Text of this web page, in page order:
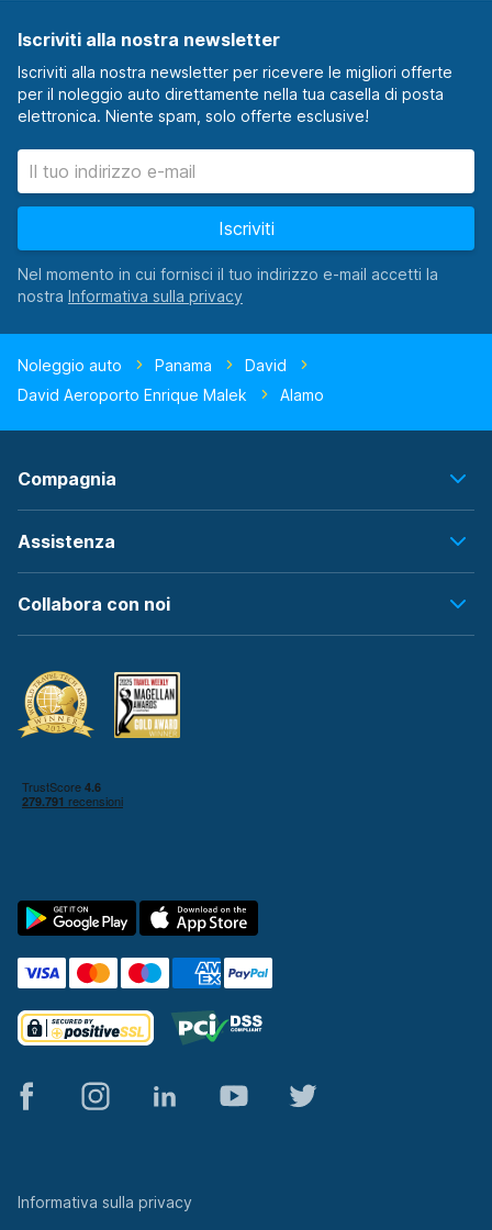
Iscriviti alla nostra newsletter
Iscriviti alla nostra newsletter per ricevere le migliori offerte
per il noleggio auto direttamente nella tua casella di posta
elettronica. Niente spam, solo offerte esclusive!
Iscriviti
Nel momento in cui fornisci il tuo indirizzo e-mail accetti la
nostra
Noleggio auto Panama
David
David Aeroporto Enrique Malek
Alamo
Compagnia
Assistenza
Collabora con noi